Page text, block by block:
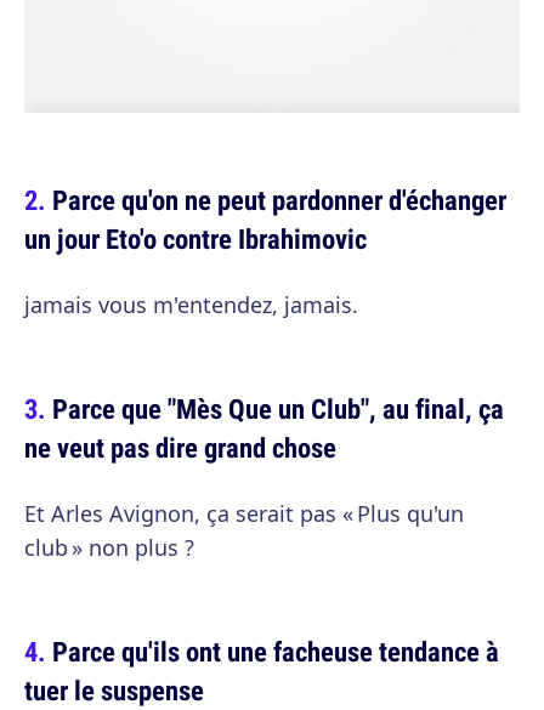
Parce qu'on ne peut pardonner d'échanger
un jour Eto'o contre Ibrahimovic
jamais vous m'entendez, jamais.
Parce que "Mès Que un Club", au final, ça
ne veut pas dire grand chose
Et Arles Avignon, ça serait pas « Plus qu'un
club » non plus ?
Parce qu'ils ont une facheuse tendance à
tuer le suspense